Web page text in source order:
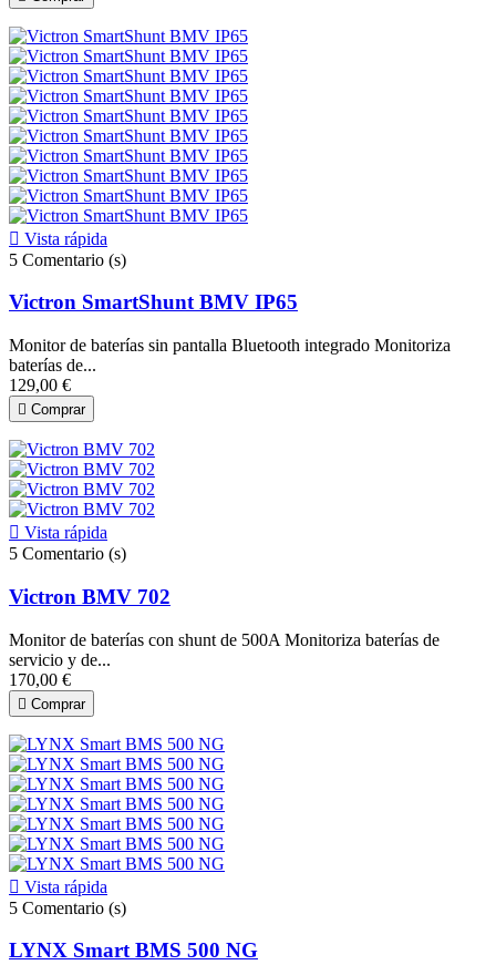
 Vista rápida
5 Comentario (s)
Victron SmartShunt BMV IP65
Monitor de baterías sin pantalla Bluetooth integrado Monitoriza
baterías de...
129,00 €
 Comprar
 Vista rápida
5 Comentario (s)
Victron BMV 702
Monitor de baterías con shunt de 500A Monitoriza baterías de
servicio y de...
170,00 €
 Comprar
 Vista rápida
5 Comentario (s)
LYNX Smart BMS 500 NG